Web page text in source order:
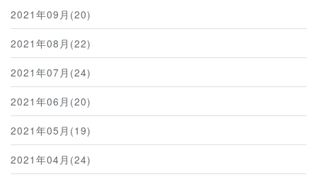
2021年09月(20)
2021年08月(22)
2021年07月(24)
2021年06月(20)
2021年05月(19)
2021年04月(24)